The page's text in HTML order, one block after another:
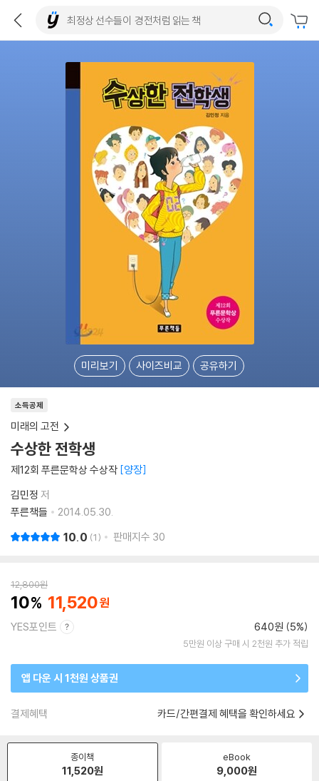
미리보기 사이즈비교 공유하기
소득공제
미래의 고전
수상한 전학생
제12회 푸른문학상 수상작 양장
김민정 저
푸른책들
2014.05.30.
10.0 1 판매지수 30
12,800원
10 11,520
YES포인트 640원 (5%)
5만원 이상 구매 시 2천원 추가 적립
앱 다운 시 1천원 상품권
결제혜택 카드/간편결제 혜택을 확인하세요
종이책
11,520원
eBook
9,000원